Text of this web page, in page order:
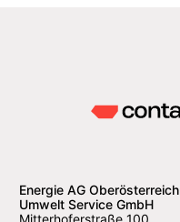
Energie AG Oberösterreich
Umwelt Service GmbH